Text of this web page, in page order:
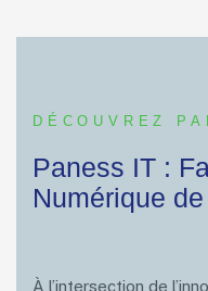
DÉCOUVREZ
Paness IT :
Numérique
À l’intersection de